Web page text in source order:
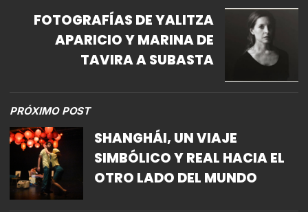
FOTOGRAFÍAS DE YALITZA
APARICIO Y MARINA DE
TAVIRA A SUBASTA
PRÓXIMO POST
SHANGHÁI, UN VIAJE
SIMBÓLICO Y REAL HACIA EL
OTRO LADO DEL MUNDO